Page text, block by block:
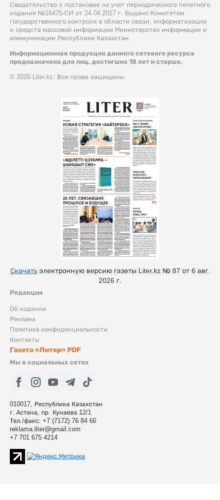
Свидетельство о постановке на учет периодического печатного
издания №16475-СИ от 24.04.2017 г. Выдано Комитетом
государственного контроля в области связи, информатизации
и средств массовой информации Министерства информации и
коммуникации Республики Казахстан.
Информационная продукция данного сетевого ресурса
предназначена для лиц, достигших 18 лет и старше.
© 2026 Liter.kz. Все права защищены.
Редакция
Об издании
Реклама
Политика конфиденциальности
Контакты
Газета «Литер» PDF
Мы в социальных сетях
010017, Республика Казахстан
г. Астана, пр. Кунаева 12/1
Тел./факс: +7 (7172) 76 84 66
reklama.liter@gmail.com
+7 701 675 4214
Скачатьэлектронную версию газеты Liter.kz № 87 от 6 авг.
2026 г.